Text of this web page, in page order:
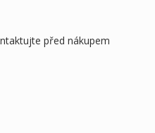
před nákupem